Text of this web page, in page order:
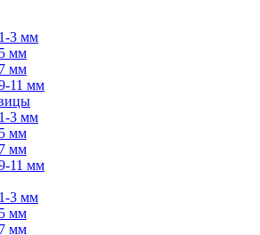
3 мм
мм
мм
11 мм
3 мм
мм
мм
11 мм
3 мм
мм
мм